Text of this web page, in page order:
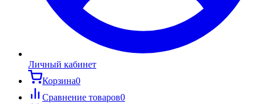
Личный кабинет
Корзина0
Сравнение товаров0